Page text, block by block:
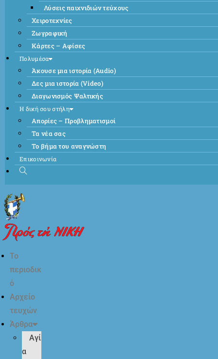
Λύσεις παιχνιδιών τεύχους
Χειροτεχνίες
Ζωγραφική
Κάρτες – Αφίσες
Πολυμέσα
Άκουσε μια ιστορία (Audio)
Δες μια ιστορία (Video)
Διαγωνισμός Ψαλτικής
Η δική σου στήλη
Απορίες – Προβληματισμοί
Τα νέα σας
Το βήμα του αναγνώστη
Επικοινωνία
Το
περιοδικ
ό
Αρχείο
τευχών
Άρθρα
Αγί
α